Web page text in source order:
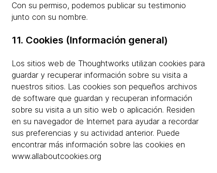
Con su permiso, podemos publicar su testimonio
junto con su nombre.
11. Cookies (Información general)
Los sitios web de Thoughtworks utilizan cookies para
guardar y recuperar información sobre su visita a
nuestros sitios. Las cookies son pequeños archivos
de software que guardan y recuperan información
sobre su visita a un sitio web o aplicación. Residen
en su navegador de Internet para ayudar a recordar
sus preferencias y su actividad anterior. Puede
encontrar más información sobre las cookies en
www.allaboutcookies.org